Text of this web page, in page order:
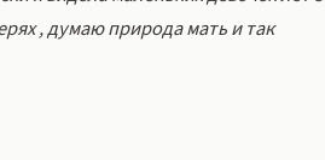
, думаю природа мать и так